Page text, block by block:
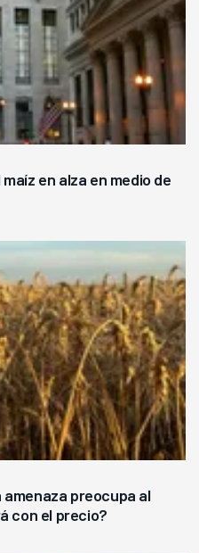
en alza en medio de
preocupa al
con el precio?